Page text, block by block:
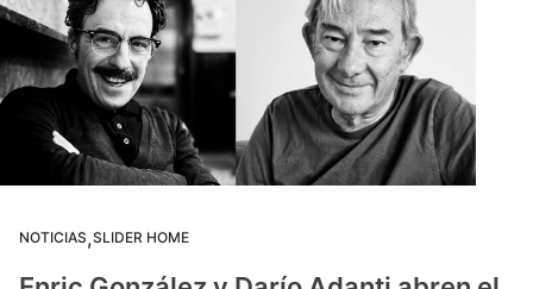
NOTICIAS,SLIDER HOME